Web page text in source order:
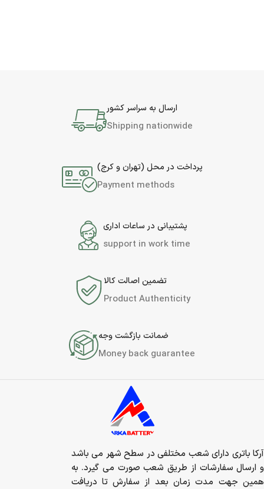
ارسال به سراسر کشور
Shipping nationwide
پرداخت در محل (تهران و کرج)
Payment methods
پشتیبانی در ساعات اداری
support in work time
تضمین اصالت کالا
Product Authenticity
ضمانت بازگشت وجه
Money back guarantee
آرکا باتری دارای شعب مختلفی در سطح شهر می باشد
و ارسال سفارشات از طریق شعب صورت می گیرد. به
همین جهت مدت زمان بعد از سفارش تا دریافت